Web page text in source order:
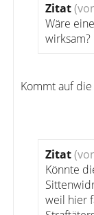
Zitat
Wäre
wirksam?
Kommt auf
Zitat
Könnte
weil hier